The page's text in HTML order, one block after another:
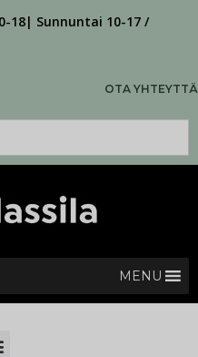
18| Sunnuntai 10-17 /
OTA YHTEYTTÄ
MENU